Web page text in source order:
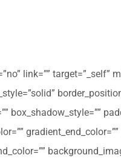
link=”” target=”_self”
box_shadow_style=””